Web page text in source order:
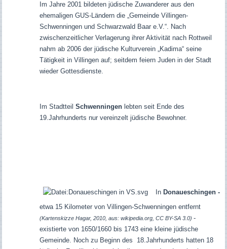
Im Jahre 2001 bildeten jüdische Zuwanderer aus den
ehemaligen GUS-Ländern die „Gemeinde Villingen-
Schwenningen und Schwarzwald Baar e.V.“. Nach
zwischenzeitlicher Verlagerung ihrer Aktivität nach Rottweil
nahm ab 2006 der jüdische Kulturverein „Kadima“ seine
Tätigkeit in Villingen auf; seitdem feiern Juden in der Stadt
wieder Gottesdienste.
Im Stadtteil Schwenningenlebten seit Ende des
19.Jahrhunderts nur vereinzelt jüdische Bewohner.
In Donaueschingen -
etwa 15 Kilometer von Villingen-Schwenningen entfernt
(Kartenskizze Hagar, 2010, aus: wikipedia.org, CC BY-SA 3.0) -
existierte von 1650/1660 bis 1743 eine kleine jüdische
Gemeinde. Noch zu Beginn des 18.Jahrhunderts hatten 18